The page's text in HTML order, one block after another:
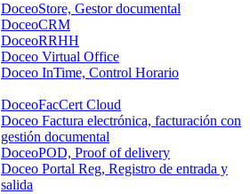
DoceoStore, Gestor documental
DoceoCRM
DoceoRRHH
Doceo Virtual Office
Doceo InTime, Control Horario
DoceoFacCert Cloud
Doceo Factura electrónica, facturación con
gestión documental
DoceoPOD, Proof of delivery
Doceo Portal Reg, Registro de entrada y
salida